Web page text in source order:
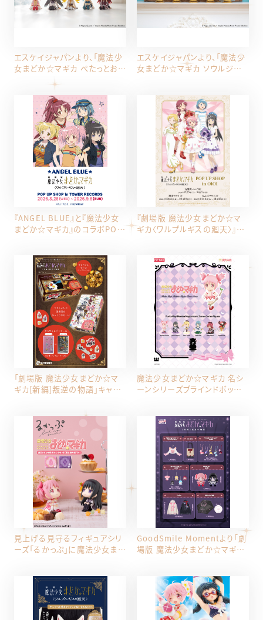
エスケイジャパンより、「魔法少
女まどか☆マギカ ぺたっとおす
わりフィギュア」が再登場！
エスケイジャパンより、「魔法少
女まどか☆マギカ ソウルジェム
『ANGEL BLUE』と『魔法少女
まどか☆マギカ』のコラボPOP
『劇場版 魔法少女まどか☆マ
ギカ〈ワルプルギスの廻天〉』
「劇場版 魔法少女まどか☆マ
ギカ[新編]叛逆の物語」キャラ
BOX2種(きらりんしずくシール
魔法少女まどか☆マギカ 名シ
ーンシリーズブラインドボック
見上げる見守るフィギュアシリ
ーズ「るかっぷ」に魔法少女まど
GoodSmile Momentより「劇
場版 魔法少女まどか☆マギカ